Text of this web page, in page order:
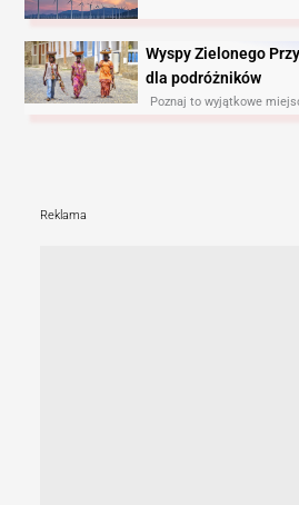
Wyspy Zielonego
dla podróżników
Poznaj to wyjątkowe
Reklama